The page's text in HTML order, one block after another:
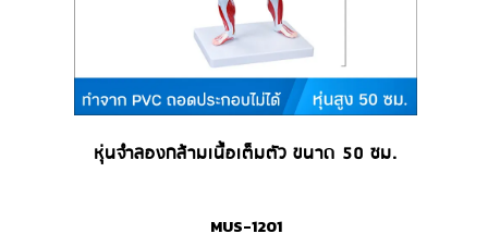
หุ่นจำลองกล้ามเนื้อเต็มตัว ขนาด 50 ซม.
MUS-1201